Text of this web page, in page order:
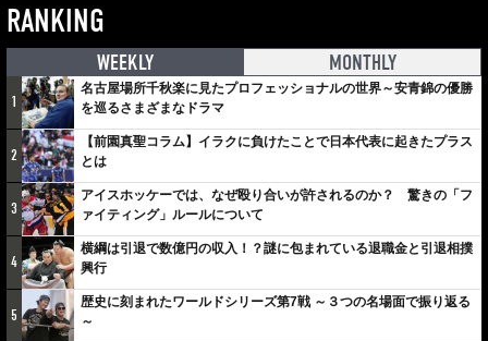
RANKING
WEEKLY MONTHLY
1
名古屋場所千秋楽に見たプロフェッショナルの世界～安青錦の優勝
を巡るさまざまなドラマ
2
【前園真聖コラム】イラクに負けたことで日本代表に起きたプラス
とは
3
アイスホッケーでは、なぜ殴り合いが許されるのか？ 驚きの「フ
ァイティング」ルールについて
4
横綱は引退で数億円の収入！？謎に包まれている退職金と引退相撲
興行
5
歴史に刻まれたワールドシリーズ第7戦 ～３つの名場面で振り返る
～